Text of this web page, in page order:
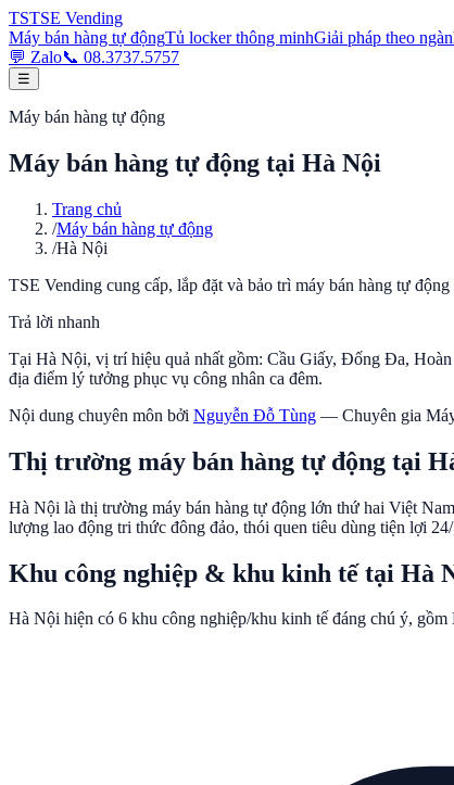
TSTSE Vending
Máy bán hàng tự độngTủ locker thông minhGiải pháp theo
💬 Zalo📞 08.3737.5757
☰
Máy bán hàng tự động
Máy bán hàng tự động tại Hà Nội
Trang chủ
/Máy bán hàng tự động
/Hà Nội
TSE Vending cung cấp, lắp đặt và bảo trì máy bán hàng tự
Trả lời nhanh
Tại Hà Nội, vị trí hiệu quả nhất gồm: Cầu Giấy, Đống Đa,
địa điểm lý tưởng phục vụ công nhân ca đêm.
Nội dung chuyên môn bởi Nguyễn Đỗ Tùng — Chuyên gia
Thị trường máy bán hàng tự động tại
Hà Nội là thị trường máy bán hàng tự động lớn thứ hai Việt
lượng lao động tri thức đông đảo, thói quen tiêu dùng tiện lợi
Khu công nghiệp & khu kinh tế tại Hà
Hà Nội hiện có 6 khu công nghiệp/khu kinh tế đáng chú ý, gồm